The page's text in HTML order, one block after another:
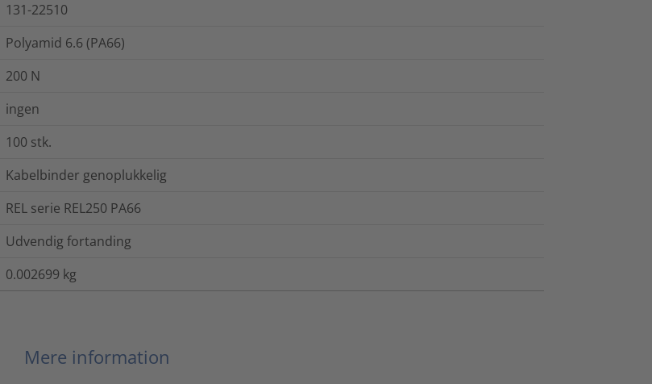
131-22510
Polyamid 6.6 (PA66)
200 N
ingen
100 stk.
Kabelbinder genoplukkelig
REL serie REL250 PA66
Udvendig fortanding
0.002699 kg
Mere information